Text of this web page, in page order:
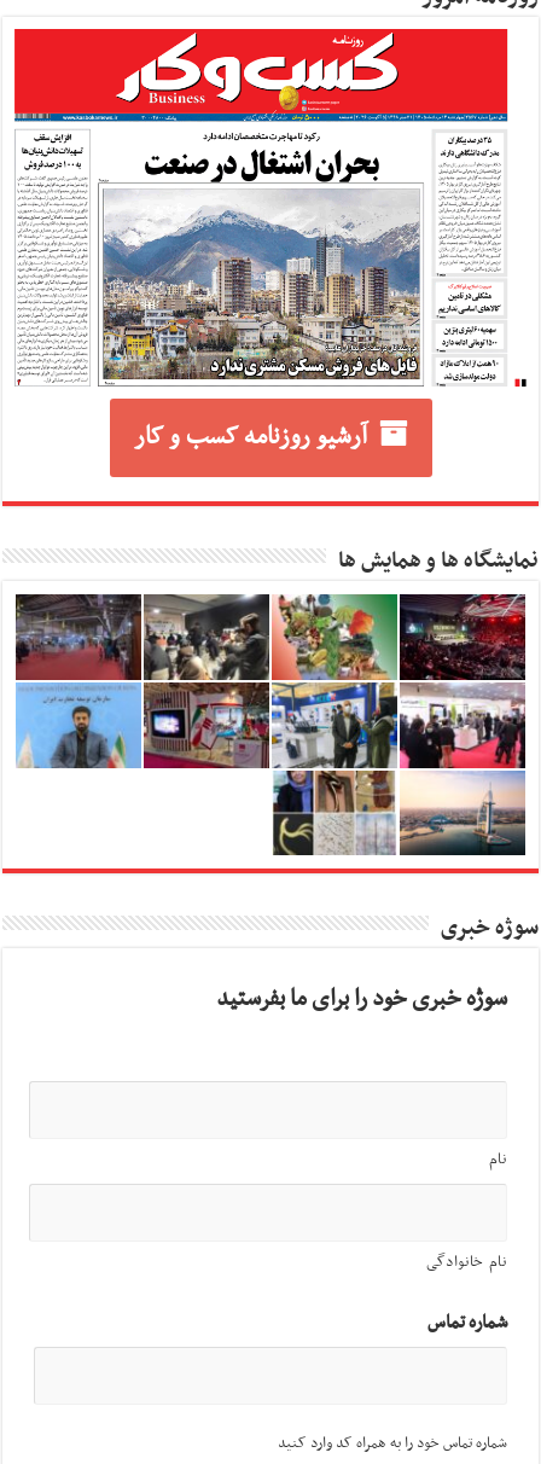
آرشیو روزنامه کسب و کار
نمایشگاه ها و همایش ها
سوژه خبری
سوژه خبری خود را برای ما بفرستید
نام
نام خانوادگی
شماره تماس
شماره تماس خود را به همراه کد وارد کنید